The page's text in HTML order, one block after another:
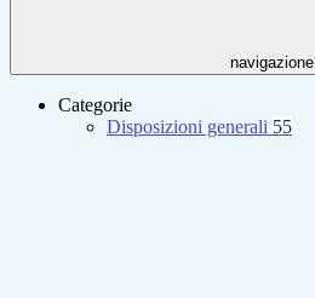
navigazione
Categorie
Disposizioni generali 55